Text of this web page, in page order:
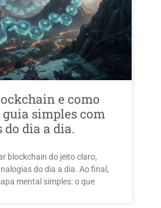
e como
simples com
dia a dia.
blockchain do jeito claro,
do dia a dia. Ao final,
mental simples: o que